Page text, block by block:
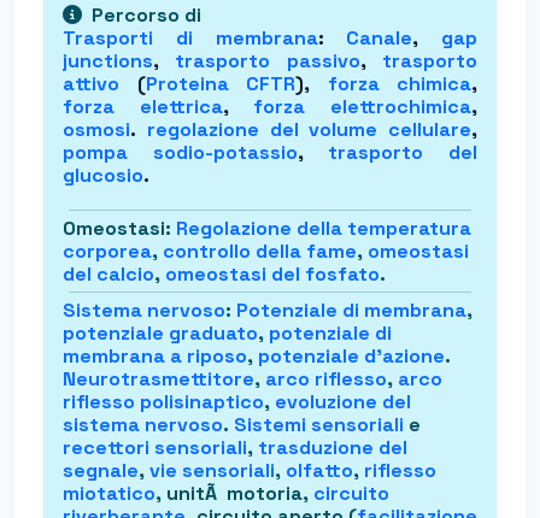
Percorso di
Trasporti di membrana: Canale, gap
junctions, trasporto passivo, trasporto
attivo (Proteina CFTR), forza chimica,
forza elettrica, forza elettrochimica,
osmosi. regolazione del volume cellulare,
pompa sodio-potassio, trasporto del
glucosio.
Omeostasi: Regolazione della temperatura
corporea, controllo della fame, omeostasi
del calcio, omeostasi del fosfato.
Sistema nervoso: Potenziale di membrana,
potenziale graduato, potenziale di
membrana a riposo, potenziale d'azione.
Neurotrasmettitore, arco riflesso, arco
riflesso polisinaptico, evoluzione del
sistema nervoso. Sistemi sensoriali e
recettori sensoriali, trasduzione del
segnale,vie sensoriali, olfatto, riflesso
miotatico, unitÃ motoria, circuito